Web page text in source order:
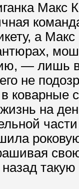
а
— лишь
не
коварные
на
назад